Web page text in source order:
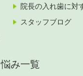
院長の入れ歯に対
スタッフブログ
み一覧